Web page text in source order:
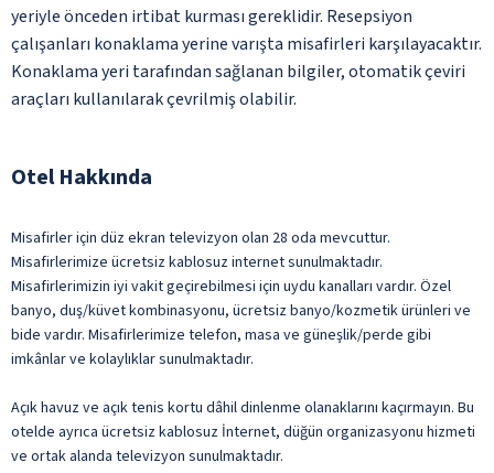
yeriyle önceden irtibat kurması gereklidir. Resepsiyon
çalışanları konaklama yerine varışta misafirleri karşılayacaktır.
Konaklama yeri tarafından sağlanan bilgiler, otomatik çeviri
araçları kullanılarak çevrilmiş olabilir.
Otel Hakkında
Misafirler için düz ekran televizyon olan 28 oda mevcuttur.
Misafirlerimize ücretsiz kablosuz internet sunulmaktadır.
Misafirlerimizin iyi vakit geçirebilmesi için uydu kanalları vardır. Özel
banyo, duş/küvet kombinasyonu, ücretsiz banyo/kozmetik ürünleri ve
bide vardır. Misafirlerimize telefon, masa ve güneşlik/perde gibi
imkânlar ve kolaylıklar sunulmaktadır.
Açık havuz ve açık tenis kortu dâhil dinlenme olanaklarını kaçırmayın. Bu
otelde ayrıca ücretsiz kablosuz İnternet, düğün organizasyonu hizmeti
ve ortak alanda televizyon sunulmaktadır.